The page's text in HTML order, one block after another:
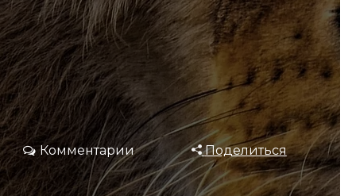
Комментарии Поделиться